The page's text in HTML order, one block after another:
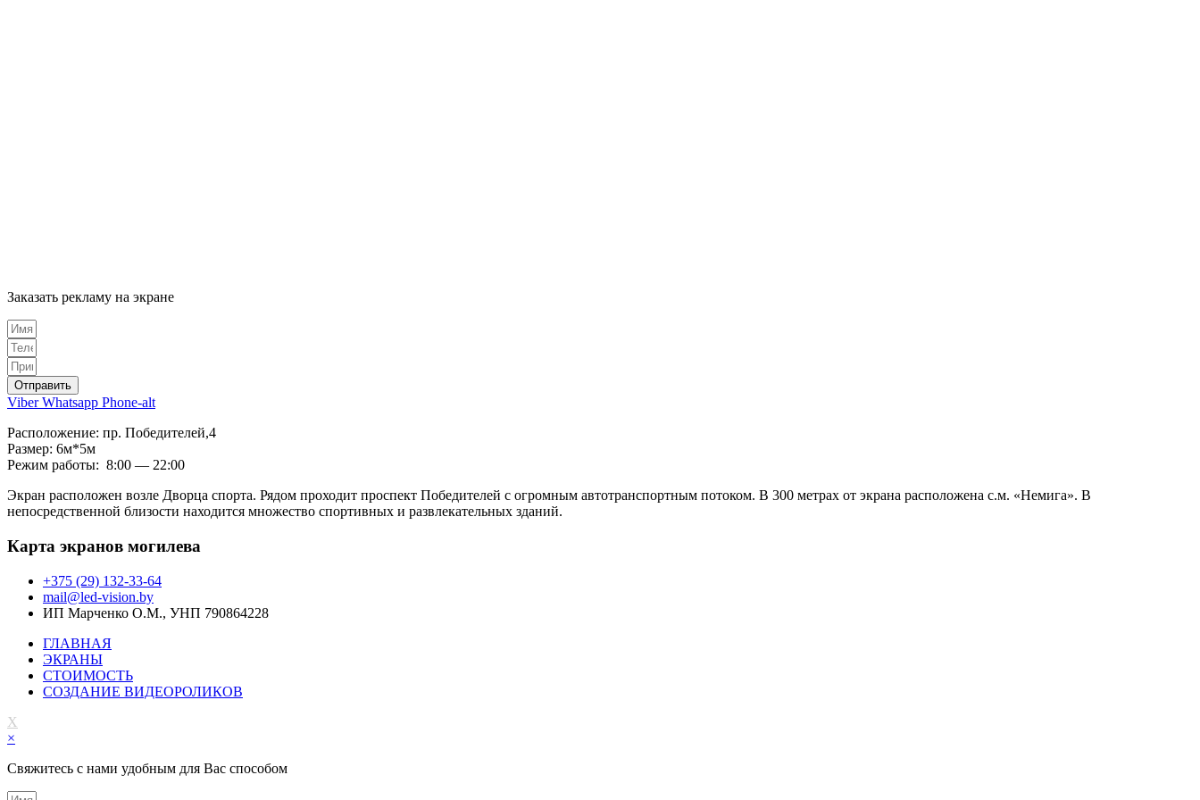
Заказать рекламу на экране
Отправить
Viber Whatsapp Phone-alt
Расположение: пр. Победителей,4
Размер: 6м*5м
Режим работы: 8:00 — 22:00
Экран расположен возле Дворца спорта. Рядом проходит проспект Победителей с огромным автотранспортным потоком. В 300 метрах от экрана расположена с.м. «Немига». В
непосредственной близости находится множество спортивных и развлекательных зданий.
Карта экранов могилева
+375 (29) 132-33-64
mail@led-vision.by
ИП Марченко О.М., УНП 790864228
ГЛАВНАЯ
ЭКРАНЫ
СТОИМОСТЬ
СОЗДАНИЕ ВИДЕОРОЛИКОВ
X
×
Свяжитесь с нами удобным для Вас способом